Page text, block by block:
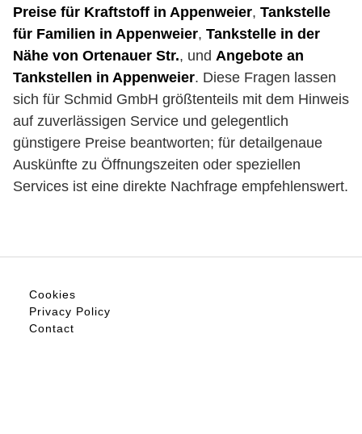
Preise für Kraftstoff in Appenweier, Tankstelle
für Familien in Appenweier, Tankstelle in der
Nähe von Ortenauer Str., und Angebote an
Tankstellen in Appenweier. Diese Fragen lassen
sich für Schmid GmbH größtenteils mit dem Hinweis
auf zuverlässigen Service und gelegentlich
günstigere Preise beantworten; für detailgenaue
Auskünfte zu Öffnungszeiten oder speziellen
Services ist eine direkte Nachfrage empfehlenswert.
Cookies
Privacy Policy
Contact